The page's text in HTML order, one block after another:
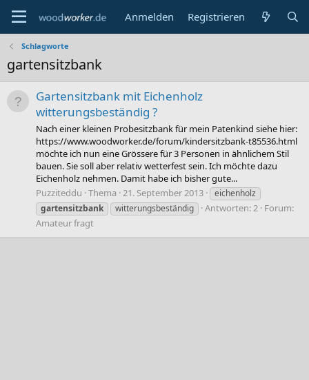
Anmelden Registrieren
Schlagworte
gartensitzbank
Gartensitzbank mit Eichenholz
witterungsbeständig ?
Nach einer kleinen Probesitzbank für mein Patenkind siehe hier:
https://www.woodworker.de/forum/kindersitzbank-t85536.html
möchte ich nun eine Grössere für 3 Personen in ähnlichem Stil
bauen. Sie soll aber relativ wetterfest sein. Ich möchte dazu
Eichenholz nehmen. Damit habe ich bisher gute...
Puzziteddu Thema 21. September 2013
eichenholz
gartensitzbank
witterungsbeständig Antworten: 2 Forum:
Amateur fragt